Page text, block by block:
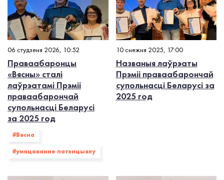
06 студзеня 2026, 10:52
Праваабаронцы
«Вясны» сталі
лаўрэатамі Прэміі
праваабарончай
супольнасці Беларусі
за 2025 год
#Вясна
#умацаванне патэнцыялу
10 снежня 2025, 17:00
Названыя лаўрэаты
Прэміі праваабарончай
супольнасці Беларусі за
2025 год